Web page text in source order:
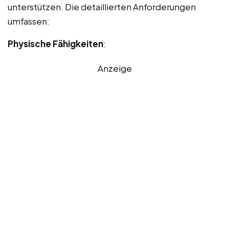
unterstützen. Die detaillierten Anforderungen
umfassen:
Physische Fähigkeiten:
Anzeige